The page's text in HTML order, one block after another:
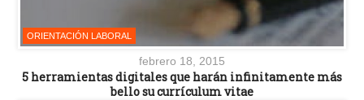
ORIENTACIÓN LABORAL
febrero 18, 2015
5 herramientas digitales que harán infinitamente más
bello su currículum vitae